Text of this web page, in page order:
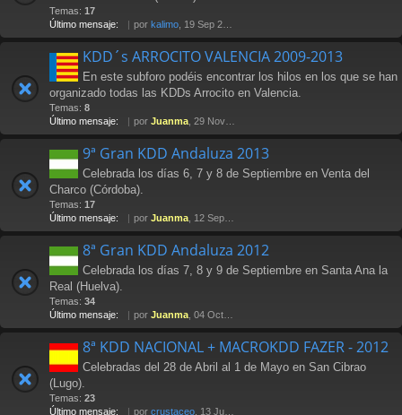
Temas: 17
Último mensaje:
por kalimo , 19 Sep 2014 20:50
KDD´s ARROCITO VALENCIA 2009-2013
En este subforo podéis encontrar los hilos en los que se han
organizado todas las KDDs Arrocito en Valencia.
Temas: 8
Último mensaje:
por Juanma , 29 Nov 2013 14:01
9ª Gran KDD Andaluza 2013
Celebrada los días 6, 7 y 8 de Septiembre en Venta del
Charco (Córdoba).
Temas: 17
Último mensaje:
por Juanma , 12 Sep 2013 22:52
8ª Gran KDD Andaluza 2012
Celebrada los días 7, 8 y 9 de Septiembre en Santa Ana la
Real (Huelva).
Temas: 34
Último mensaje:
por Juanma , 04 Oct 2012 15:24
8ª KDD NACIONAL + MACROKDD FAZER - 2012
Celebradas del 28 de Abril al 1 de Mayo en San Cibrao
(Lugo).
Temas: 23
Último mensaje:
por crustaceo , 13 Jul 2012 21:36